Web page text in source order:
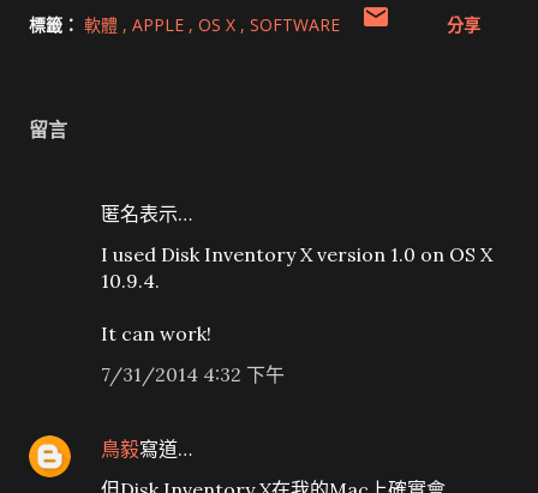
標籤： 軟體 APPLE OS X SOFTWARE 分享
留言
匿名表示…
I used Disk Inventory X version 1.0 on OS X
10.9.4.
It can work!
7/31/2014 4:32 下午
鳥毅寫道…